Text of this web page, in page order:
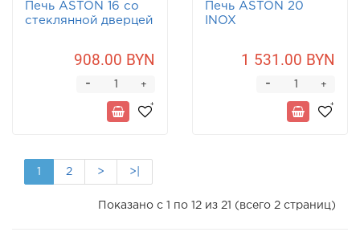
Печь ASTON 16 со
стеклянной дверцей
908.00 BYN
+
-
Печь ASTON 20
INOX
1 531.00 BYN
+
-
1 2 > >|
Показано с 1 по 12 из 21 (всего 2 страниц)